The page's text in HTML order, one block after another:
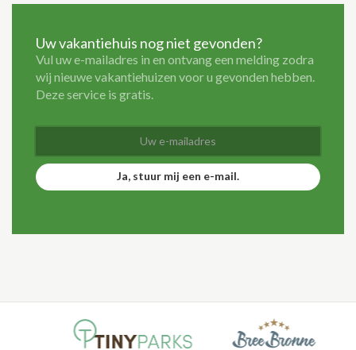
Uw vakantiehuis nog niet gevonden?
Vul uw e-mailadres in en ontvang een melding zodra
wij nieuwe vakantiehuizen voor u gevonden hebben.
Deze service is gratis.
Ja, stuur mij een e-mail.